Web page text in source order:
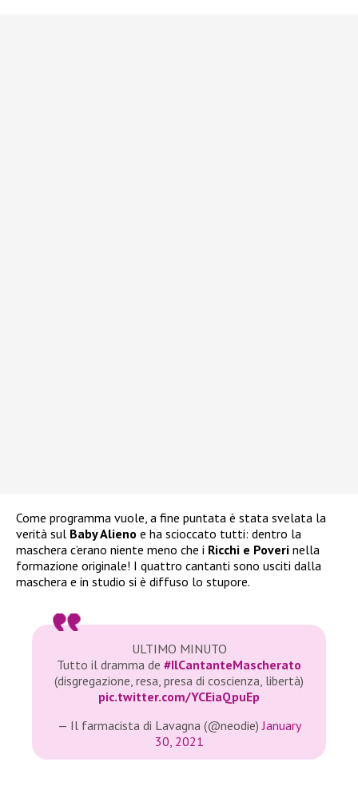
Come programma vuole, a fine puntata è stata svelata la
verità sul Baby Alieno e ha scioccato tutti: dentro la
maschera c’erano niente meno che i Ricchi e Poveri nella
formazione originale! I quattro cantanti sono usciti dalla
maschera e in studio si è diffuso lo stupore.
ULTIMO MINUTO
Tutto il dramma de #IlCantanteMascherato
(disgregazione, resa, presa di coscienza, libertà)
pic.twitter.com/YCEiaQpuEp
— Il farmacista di Lavagna (@neodie)January
30, 2021